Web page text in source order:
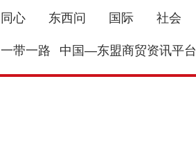
同心 东西问 国际 社会
一带一路 中国—东盟商贸资讯平台